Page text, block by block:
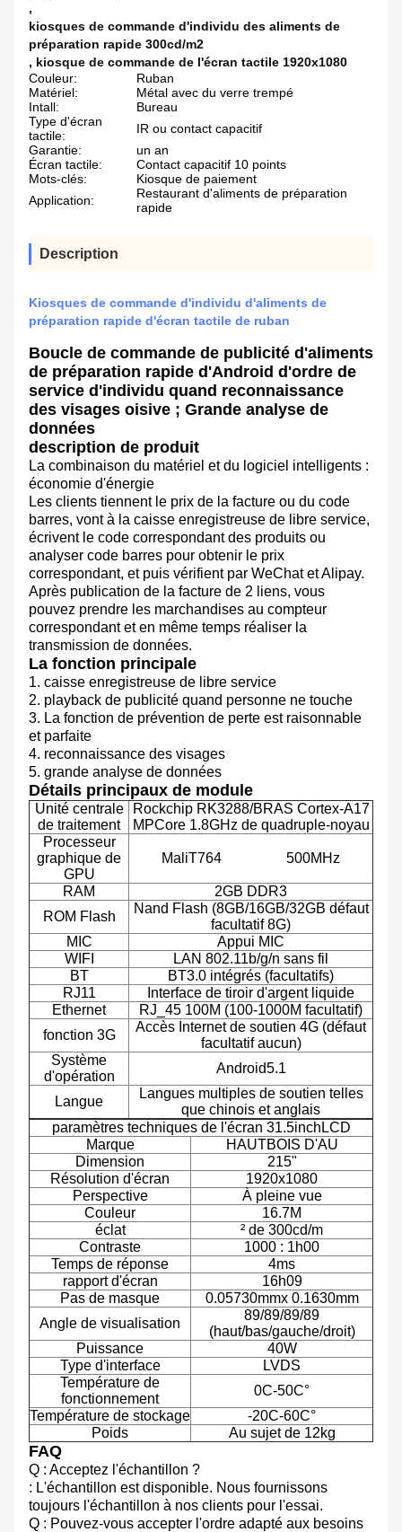
,
kiosques de commande d'individu des aliments de
préparation rapide 300cd/m2
, kiosque de commande de l'écran tactile 1920x1080
Couleur:
Ruban
Matériel:
Métal avec du verre trempé
Intall:
Bureau
Type d'écran
tactile:
IR ou contact capacitif
Garantie:
un an
Écran tactile:
Contact capacitif 10 points
Mots-clés:
Kiosque de paiement
Application:
Restaurant d'aliments de préparation
rapide
Description
Kiosques de commande d'individu d'aliments de
préparation rapide d'écran tactile de ruban
Boucle de commande de publicité d'aliments
de préparation rapide d'Android d'ordre de
service d'individu quand reconnaissance
des visages oisive ; Grande analyse de
données
description de produit
La combinaison du matériel et du logiciel intelligents :
économie d'énergie
Les clients tiennent le prix de la facture ou du code
barres, vont à la caisse enregistreuse de libre service,
écrivent le code correspondant des produits ou
analyser code barres pour obtenir le prix
correspondant, et puis vérifient par WeChat et Alipay.
Après publication de la facture de 2 liens, vous
pouvez prendre les marchandises au compteur
correspondant et en même temps réaliser la
transmission de données.
La fonction principale
1. caisse enregistreuse de libre service
2. playback de publicité quand personne ne touche
3. La fonction de prévention de perte est raisonnable
et parfaite
4. reconnaissance des visages
5. grande analyse de données
Détails principaux de module
Unité centrale
de traitement
Rockchip RK3288/BRAS Cortex-A17
MPCore 1.8GHz de quadruple-noyau
Processeur
graphique de
GPU
MaliT764 500MHz
RAM
2GB DDR3
ROM Flash
Nand Flash (8GB/16GB/32GB défaut
facultatif 8G)
MIC
Appui MIC
WIFI
LAN 802.11b/g/n sans fil
BT
BT3.0 intégrés (facultatifs)
RJ11
Interface de tiroir d'argent liquide
Ethernet
RJ_45 100M (100-1000M facultatif)
fonction 3G
Accès Internet de soutien 4G (défaut
facultatif aucun)
Système
d'opération
Android5.1
Langue
Langues multiples de soutien telles
que chinois et anglais
paramètres techniques de l'écran 31.5inchLCD
Marque
HAUTBOIS D'AU
Dimension
215"
Résolution d'écran
1920x1080
Perspective
À pleine vue
Couleur
16.7M
éclat
² de 300cd/m
Contraste
1000 : 1h00
Temps de réponse
4ms
rapport d'écran
16h09
Pas de masque
0.05730mmx 0.1630mm
Angle de visualisation
89/89/89/89
(haut/bas/gauche/droit)
Puissance
40W
Type d'interface
LVDS
Température de
fonctionnement
0C-50C°
Température de stockage
-20C-60C°
Poids
Au sujet de 12kg
FAQ
Q : Acceptez l'échantillon ?
: L'échantillon est disponible. Nous fournissons
toujours l'échantillon à nos clients pour l'essai.
Q : Pouvez-vous accepter l'ordre adapté aux besoins